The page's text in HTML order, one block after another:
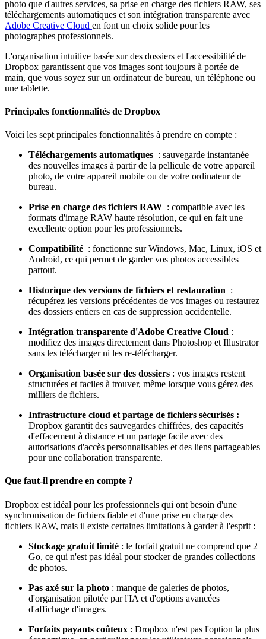
photo que d'autres services, sa prise en charge des fichiers RAW, ses
téléchargements automatiques et son intégration transparente avec
Adobe Creative Cloud en font un choix solide pour les
photographes professionnels.
L'organisation intuitive basée sur des dossiers et l'accessibilité de
Dropbox garantissent que vos images sont toujours à portée de
main, que vous soyez sur un ordinateur de bureau, un téléphone ou
une tablette.
Principales fonctionnalités de Dropbox
Voici les sept principales fonctionnalités à prendre en compte :
Téléchargements automatiques : sauvegarde instantanée
des nouvelles images à partir de la pellicule de votre appareil
photo, de votre appareil mobile ou de votre ordinateur de
bureau.
Prise en charge des fichiers RAW : compatible avec les
formats d'image RAW haute résolution, ce qui en fait une
excellente option pour les professionnels.
Compatibilité : fonctionne sur Windows, Mac, Linux, iOS et
Android, ce qui permet de garder vos photos accessibles
partout.
Historique des versions de fichiers et restauration :
récupérez les versions précédentes de vos images ou restaurez
des dossiers entiers en cas de suppression accidentelle.
Intégration transparente d'Adobe Creative Cloud :
modifiez des images directement dans Photoshop et Illustrator
sans les télécharger ni les re-télécharger.
Organisation basée sur des dossiers : vos images restent
structurées et faciles à trouver, même lorsque vous gérez des
milliers de fichiers.
Infrastructure cloud et partage de fichiers sécurisés :
Dropbox garantit des sauvegardes chiffrées, des capacités
d'effacement à distance et un partage facile avec des
autorisations d'accès personnalisables et des liens partageables
pour une collaboration transparente.
Que faut-il prendre en compte ?
Dropbox est idéal pour les professionnels qui ont besoin d'une
synchronisation de fichiers fiable et d'une prise en charge des
fichiers RAW, mais il existe certaines limitations à garder à l'esprit :
Stockage gratuit limité : le forfait gratuit ne comprend que 2
Go, ce qui n'est pas idéal pour stocker de grandes collections
de photos.
Pas axé sur la photo : manque de galeries de photos,
d'organisation pilotée par l'IA et d'options avancées
d'affichage d'images.
Forfaits payants coûteux : Dropbox n'est pas l'option la plus